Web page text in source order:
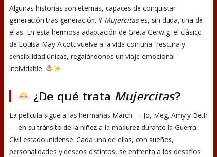
Algunas historias son eternas, capaces de conquistar
generación tras generación. Y Mujercitases, sin duda, una de
ellas. En esta hermosa adaptación de Greta Gerwig, el clásico
de Louisa May Alcott vuelve a la vida con una frescura y
sensibilidad únicas, regalándonos un viaje emocional
inolvidable.
¿De qué trata Mujercitas?
La película sigue a las hermanas March — Jo, Meg, Amy y Beth
— en su tránsito de la niñez a la madurez durante la Guerra
Civil estadounidense. Cada una de ellas, con sueños,
personalidades y deseos distintos, se enfrenta a los desafíos